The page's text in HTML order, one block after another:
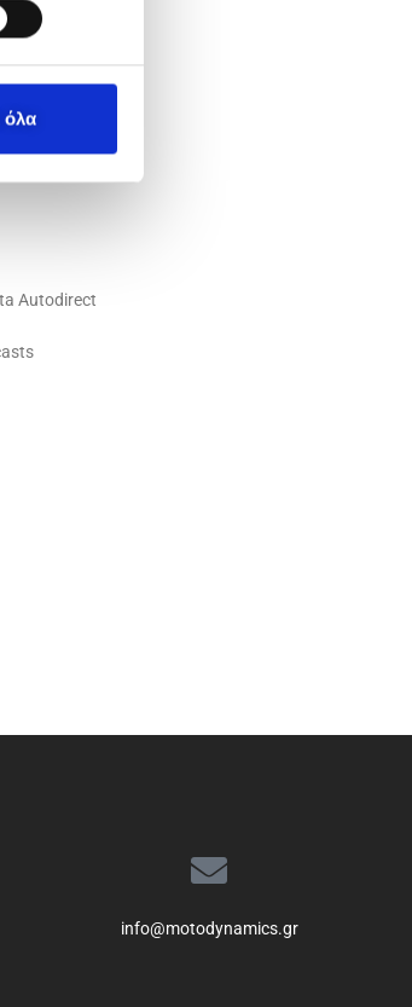
όλα
Autodirect
info@motodynamics.gr